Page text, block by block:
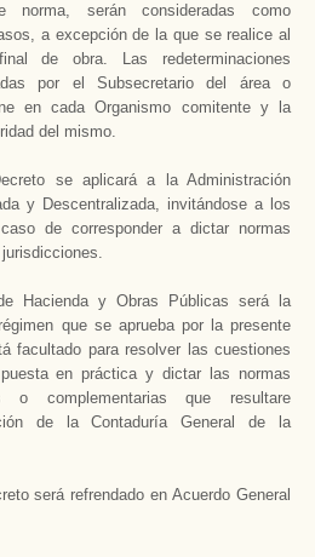
norma, serán consideradas como
a excepción de la que se realice al
de obra. Las redeterminaciones
por el Subsecretario del área o
en cada Organismo comitente y la
del mismo.
se aplicará a la Administración
y Descentralizada, invitándose a los
de corresponder a dictar normas
Hacienda y Obras Públicas será la
que se aprueba por la presente
facultado para resolver las cuestiones
en práctica y dictar las normas
o complementarias que resultare
de la Contaduría General de la
será refrendado en Acuerdo General